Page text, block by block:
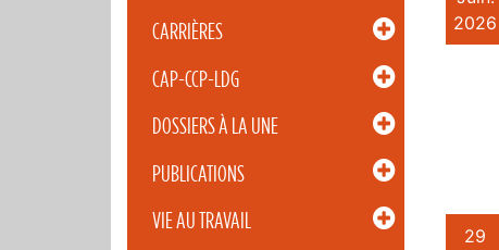
CARRIÈRES
CAP-CCP-LDG
DOSSIERS À LA UNE
PUBLICATIONS
VIE AU TRAVAIL
2026
29